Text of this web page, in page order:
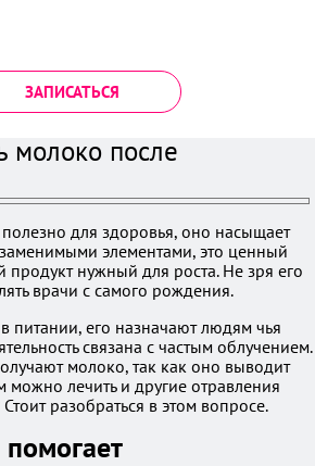
ЗАПИСАТЬСЯ
молоко после
для здоровья, оно насыщает
элементами, это ценный
продукт нужный для роста. Не зря его
врачи с самого рождения.
питании, его назначают людям чья
связана с частым облучением.
молоко, так как оно выводит
лечить и другие отравления
разобраться в этом вопросе.